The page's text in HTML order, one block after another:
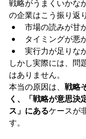
戦略がうまくいかな
の企業はこう振り返
市場の読みが甘
タイミングが悪
実行力が足りな
しかし実際には、問
はありません。
本当の原因は、 戦略
く、「戦略が意思決
ス」にあるケースが
す。